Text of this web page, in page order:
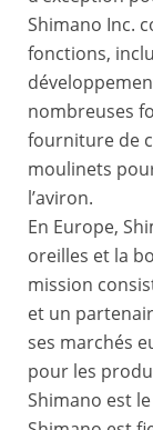
Shimano Inc.
fonctions,
nombreuses
fourniture de
moulinets
l’aviron.
En Europe,
oreilles et la
mission
et un
ses marchés
pour les
Shimano est